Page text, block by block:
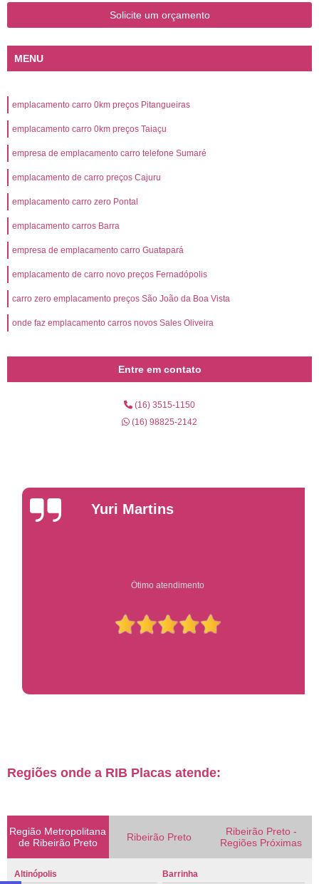
Solicite um orçamento
MENU
emplacamento carro 0km preços Pitangueiras
emplacamento carro 0km preços Taiaçu
empresa de emplacamento carro telefone Sumaré
emplacamento de carro preços Cajuru
emplacamento carro zero Pontal
emplacamento carros Barra
empresa de emplacamento carro Guatapará
emplacamento de carro novo preços Fernadópolis
carro zero emplacamento preços São João da Boa Vista
onde faz emplacamento carros novos Sales Oliveira
Entre em contato
(16) 3515-1150
(16) 98825-2142
Yuri Martins
Ótimo atendimento
Regiões onde a RIB Placas atende:
Região Metropolitana
de Ribeirão Preto
Ribeirão Preto
Ribeirão Preto -
Regiões Próximas
Altinópolis Barrinha